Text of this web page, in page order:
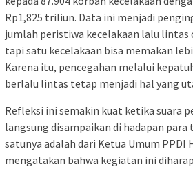
Rp1,825 triliun. Data ini menjadi
jumlah peristiwa kecelakaan lalu lintas
tapi satu kecelakaan bisa memakan
Karena itu, pencegahan melalui
berlalu lintas tetap menjadi hal yang
Refleksi ini semakin kuat ketika suara
langsung disampaikan di hadapan para
satunya adalah dari Ketua Umum PPDI
mengatakan bahwa kegiatan ini